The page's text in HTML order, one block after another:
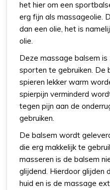
het hier om een
erg fijn als massageolie.
dan een olie, het is
olie.
Deze massage balsem
sporten te gebruiken. De
spieren lekker warm
spierpijn verminderd
tegen pijn aan de
gebruiken.
De balsem wordt
die erg makkelijk te
masseren is de balsem
glijdend. Hierdoor glijden
huid en is de massage